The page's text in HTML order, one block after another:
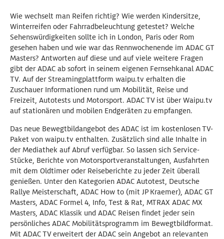
Wie wechselt man Reifen richtig? Wie werden Kindersitze,
Winterreifen oder Fahrradbeleuchtung getestet? Welche
Sehenswürdigkeiten sollte ich in London, Paris oder Rom
gesehen haben und wie war das Rennwochenende im ADAC GT
Masters? Antworten auf diese und auf viele weitere Fragen
gibt der ADAC ab sofort in seinem eigenen Fernsehkanal ADAC
TV. Auf der Streamingplattform waipu.tv erhalten die
Zuschauer Informationen rund um Mobilität, Reise und
Freizeit, Autotests und Motorsport. ADAC TV ist über Waipu.tv
auf stationären und mobilen Endgeräten zu empfangen.
Das neue Bewegtbildangebot des ADAC ist im kostenlosen TV-
Paket von waipu.tv enthalten. Zusätzlich sind alle Inhalte in
der Mediathek auf Abruf verfügbar. So lassen sich Service-
Stücke, Berichte von Motorsportveranstaltungen, Ausfahrten
mit dem Oldtimer oder Reiseberichte zu jeder Zeit überall
genießen. Unter den Kategorien ADAC Autotest, Deutsche
Rallye Meisterschaft, ADAC How to (mit JP Kraemer), ADAC GT
Masters, ADAC Formel 4, Info, Test & Rat, MTRAX ADAC MX
Masters, ADAC Klassik und ADAC Reisen findet jeder sein
persönliches ADAC Mobilitätsprogramm im Bewegtbildformat.
Mit ADAC TV erweitert der ADAC sein Angebot an relevanten